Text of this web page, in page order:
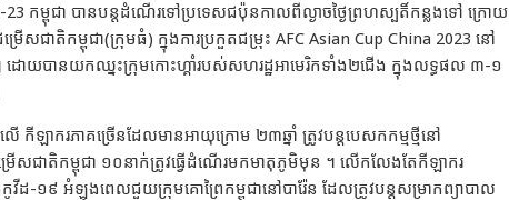
កម្ពុជា បានបន្ដដំ​ណើរ​ទៅ​ប្រ​ទេស​ជប៉ុនកាល​ពី​ល្ងាច​ថ្ងៃ​ព្រហស្បតិ៍​កន្លង​ទៅ ក្រោយ​
ើសជាតិកម្ពុជា(ក្រុមធំ) ក្នុងការប្រកួតជម្រុះ AFC Asian Cup China 2023 នៅ
ដោយ​បាន​យក​ឈ្នះ​ក្រុម​កោះ​ហ្គាំ​របស់សហរដ្ឋអាមេរិកទាំង២ជើង ក្នុងលទ្ធផល ៣-១
កីឡាករ​ភាគ​ច្រើន​ដែល​មាន​អាយុ​ក្រោម ២៣ឆ្នាំ ត្រូវបន្ដបេសកកម្មថ្មីនៅ
រើស​ជាតិ​កម្ពុជា ១០នាក់ត្រូវធ្វើដំណើរមកមាតុភូមិមុន ។ លើក​លែង​តែកី​ឡា​ករ​
វីដ-១៩ អំឡុង​ពេល​ជួយ​ក្រុម​គោ​ព្រៃ​កម្ពុជានៅបារ៉ែន ដែល​ត្រូវបន្ដសម្រាកព្យាបាល